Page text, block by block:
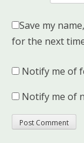
Save my
for the next
Notify me of
Notify me of